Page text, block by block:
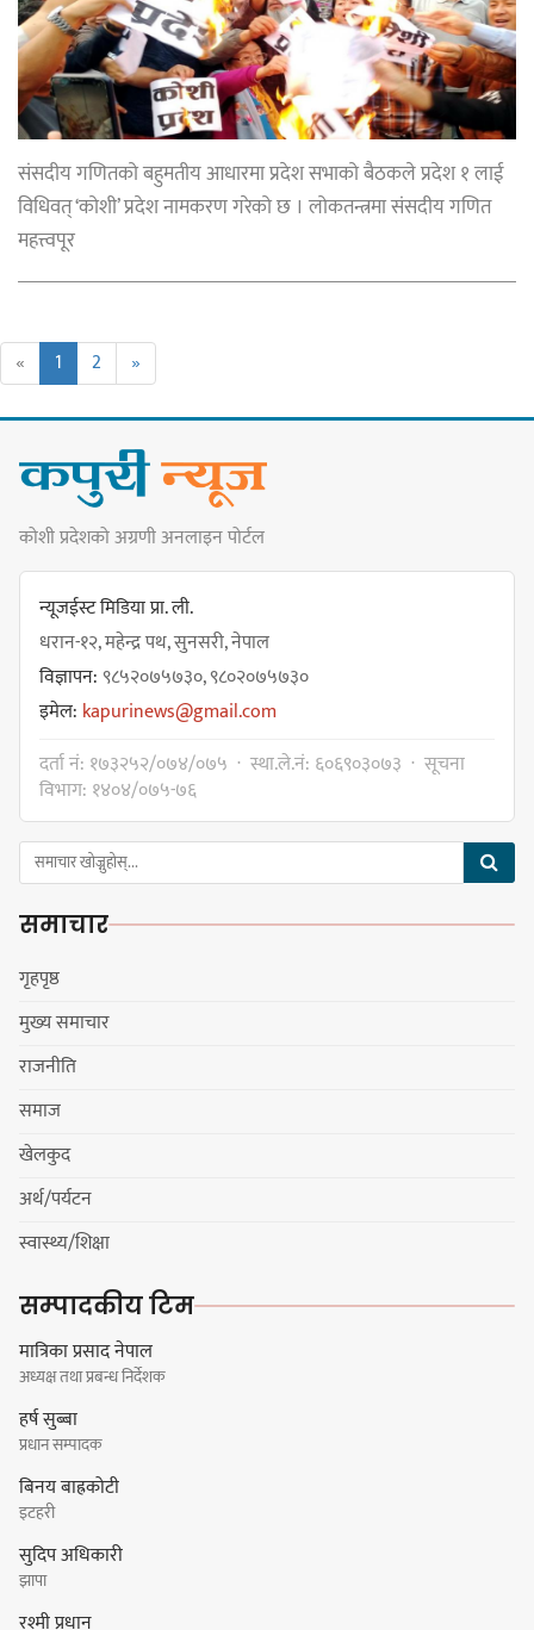
संसदीय गणितको बहुमतीय आधारमा प्रदेश सभाको बैठकले प्रदेश १ लाई
विधिवत् ‘कोशी’ प्रदेश नामकरण गरेको छ । लोकतन्त्रमा संसदीय गणित
महत्त्वपूर
« 1 2 »
कोशी प्रदेशको अग्रणी अनलाइन पोर्टल
न्यूजईस्ट मिडिया प्रा. ली.
धरान-१२, महेन्द्र पथ, सुनसरी, नेपाल
विज्ञापन:९८५२०७५७३०, ९८०२०७५७३०
इमेल: kapurinews@gmail.com
दर्ता नं: १७३२५२/०७४/०७५ · स्था.ले.नं: ६०६९०३०७३ · सूचना
विभाग: १४०४/०७५-७६
समाचार
गृहपृष्ठ
मुख्य समाचार
राजनीति
समाज
खेलकुद
अर्थ/पर्यटन
स्वास्थ्य/शिक्षा
सम्पादकीय टिम
मात्रिका प्रसाद नेपाल
अध्यक्ष तथा प्रबन्ध निर्देशक
हर्ष सुब्बा
प्रधान सम्पादक
बिनय बाह्रकोटी
इटहरी
सुदिप अधिकारी
झापा